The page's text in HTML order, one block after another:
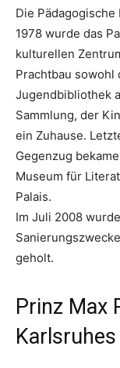
Die
1978 wurde das
kulturellen
Prachtbau
Jugendbibliothek
Sammlung, der
ein Zuhause.
Gegenzug
Museum für
Palais.
Im Juli 2008
geholt.
Prinz Max
Karlsruhes